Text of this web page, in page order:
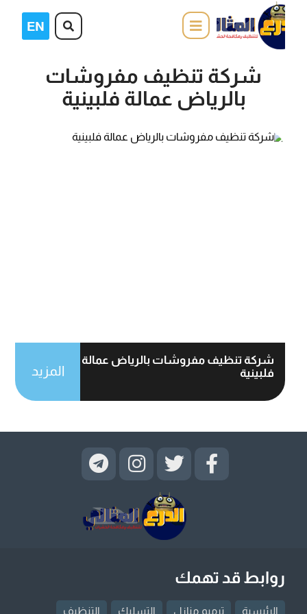
شركة تنظيف مفروشات
بالرياض عمالة فلبينية
شركة تنظيف مفروشات بالرياض عمالة
فلبينية
المزيد
روابط قد تهمك
الرئيسية ترميم منازل التسليك التنظيف